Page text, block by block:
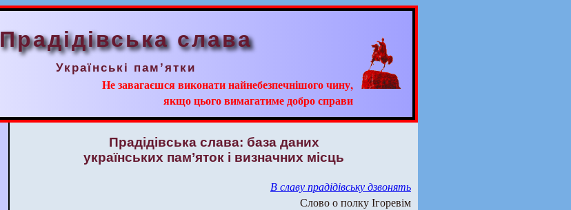
Прадідівська слава
Українські пам’ятки
Не завагаєшся виконати найнебезпечнішого чину,
якщо цього вимагатиме добро справи
Прадідівська слава: база даних
українських пам’яток і визначних місць
В славу прадідівську дзвонять
Слово о полку Ігоревім